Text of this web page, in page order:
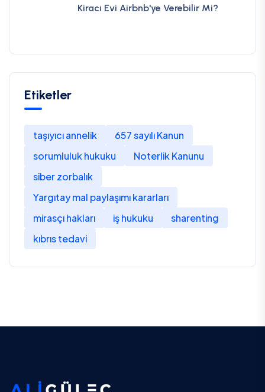
Kiracı Evi Airbnb'ye Verebilir Mi?
Etiketler
taşıyıcı annelik
657 sayılı Kanun
sorumluluk hukuku
Noterlik Kanunu
siber zorbalık
Yargıtay mal paylaşımı kararları
mirasçı hakları
iş hukuku
sharenting
kıbrıs tedavi